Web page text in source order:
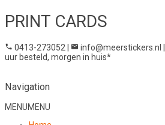
PRINT CARDS
0413-273052 | info@meerstickers.nl |
uur besteld, morgen in huis*
Navigation
MENUMENU